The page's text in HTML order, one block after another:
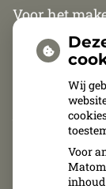
Voor het
een
donderdag
tot 12.00 uur
zijn wij van
bereikbaar.
Afspraken
Wij
Voor